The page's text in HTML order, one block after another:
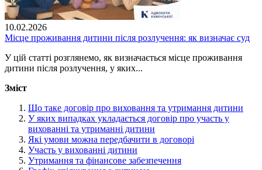
10.02.2026
Місце проживання дитини після розлучення: як визначає суд
У цій статті розглянемо, як визначається місце проживання
дитини після розлучення, у яких...
Зміст
Що таке договір про виховання та утримання дитини
У яких випадках укладається договір про участь у
вихованні та утриманні дитини
Які умови можна передбачити в договорі
Участь у вихованні дитини
Утримання та фінансове забезпечення